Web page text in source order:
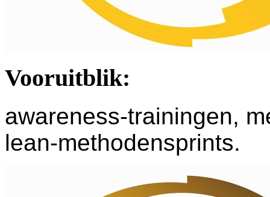
Vooruitblik:
awareness-trainingen,
lean-methodensprints.